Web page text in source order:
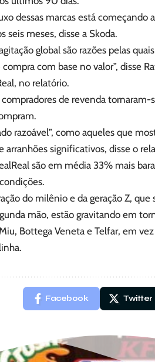
dessas marcas está começando
meses, disse a Skoda.
global são razões pelas
com base no valor”, disse
no relatório.
de revenda tornaram-
razoável”, como aqueles que
arranhões significativos, disse o
são em média 33% mais
do milênio e da geração Z, que
mão, estão gravitando em
Bottega Veneta e Telfar, em
Facebook Twitter